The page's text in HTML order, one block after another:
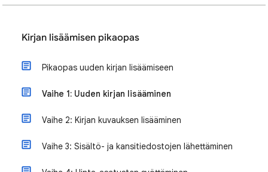
Kirjan lisäämisen pikaopas
Pikaopas uuden kirjan lisäämiseen
Vaihe 1: Uuden kirjan lisääminen
Vaihe 2: Kirjan kuvauksen lisääminen
Vaihe 3: Sisältö- ja kansitiedostojen lähettäminen